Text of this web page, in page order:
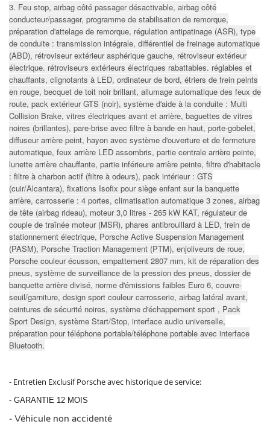
3. Feu stop, airbag côté passager désactivable, airbag côté
conducteur/passager, programme de stabilisation de remorque,
préparation d'attelage de remorque, régulation antipatinage (ASR), type
de conduite : transmission intégrale, différentiel de freinage automatique
(ABD), rétroviseur extérieur asphérique gauche, rétroviseur extérieur
électrique. rétroviseurs extérieurs électriques rabattables. réglables et
chauffants, clignotants à LED, ordinateur de bord, étriers de frein peints
en rouge, becquet de toit noir brillant, allumage automatique des feux de
route, pack extérieur GTS (noir), système d'aide à la conduite : Multi
Collision Brake, vitres électriques avant et arrière, baguettes de vitres
noires (brillantes), pare-brise avec filtre à bande en haut, porte-gobelet,
diffuseur arrière peint, hayon avec système d'ouverture et de fermeture
automatique, feux arrière LED assombris, partie centrale arrière peinte,
lunette arrière chauffante, partie inférieure arrière peinte, filtre d'habitacle
: filtre à charbon actif (filtre à odeurs), pack intérieur : GTS
(cuir/Alcantara), fixations Isofix pour siège enfant sur la banquette
arrière, carrosserie : 4 portes, climatisation automatique 3 zones, airbag
de tête (airbag rideau), moteur 3,0 litres - 265 kW KAT, régulateur de
couple de traînée moteur (MSR), phares antibrouillard à LED, frein de
stationnement électrique, Porsche Active Suspension Management
(PASM), Porsche Traction Management (PTM), enjoliveurs de roue,
Porsche couleur écusson, empattement 2807 mm, kit de réparation des
pneus, système de surveillance de la pression des pneus, dossier de
banquette arrière divisé, norme d'émissions faibles Euro 6, couvre-
seuil/garniture, design sport couleur carrosserie, airbag latéral avant,
ceintures de sécurité noires, système d'échappement sport , Pack
Sport Design, système Start/Stop, interface audio universelle,
préparation pour téléphone portable/téléphone portable avec interface
Bluetooth.
- Entretien Exclusif Porsche avec historique de service:
- GARANTIE 12 MOIS
- Véhicule non accidenté